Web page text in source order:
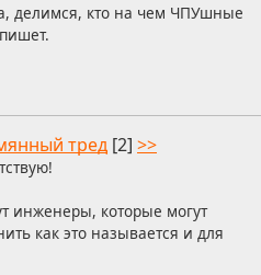
делимся, кто на чем ЧПУшные
тред [2] >>
инженеры, которые могут
как это называется и для